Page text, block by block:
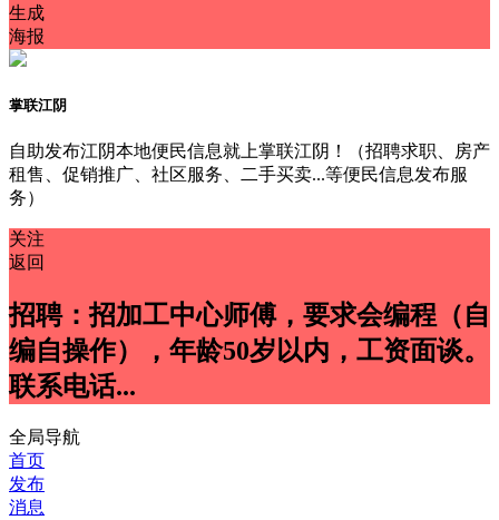
生成
海报
掌联江阴
自助发布江阴本地便民信息就上掌联江阴！（招聘求职、房产
租售、促销推广、社区服务、二手买卖...等便民信息发布服
务）
关注
返回
招聘：招加工中心师傅，要求会编程（自
编自操作），年龄50岁以内，工资面谈。
联系电话...
全局导航
首页
发布
消息